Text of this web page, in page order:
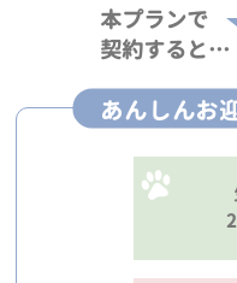
本プランで
契約すると…
あんしんお